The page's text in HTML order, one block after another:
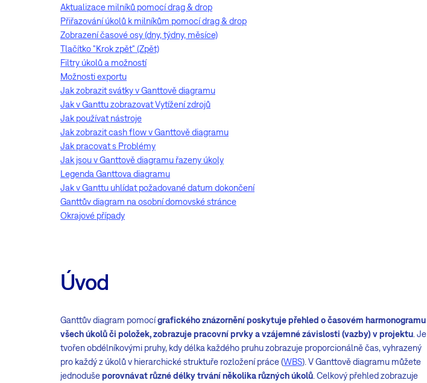
Aktualizace milníků pomocí drag & drop
Přiřazování úkolů k milníkům pomocí drag & drop
Zobrazení časové osy (dny, týdny, měsíce)
Tlačítko "Krok zpět" (Zpět)
Filtry úkolů a možností
Možnosti exportu
Jak zobrazit svátky v Ganttově diagramu
Jak v Ganttu zobrazovat Vytížení zdrojů
Jak používat nástroje
Jak zobrazit cash flow v Ganttově diagramu
Jak pracovat s Problémy
Jak jsou v Ganttově diagramu řazeny úkoly
Legenda Ganttova diagramu
Jak v Ganttu uhlídat požadované datum dokončení
Ganttův diagram na osobní domovské stránce
Okrajové případy
Úvod
Ganttův diagram pomocígrafického znázornění poskytuje přehled o časovém harmonogramu
všech úkolů či položek, zobrazuje pracovní prvky a vzájemné závislosti (vazby) v projektu. Je
tvořen obdélníkovými pruhy, kdy délka každého pruhu zobrazuje proporcionálně čas, vyhrazený
pro každý z úkolů v hierarchické struktuře rozložení práce (WBS). V Ganttově diagramu můžete
jednodušeporovnávat různé délky trvání několika různých úkolů. Celkový přehled zobrazuje